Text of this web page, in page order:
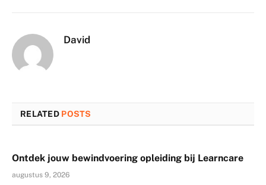
David
RELATED POSTS
Ontdek jouw bewindvoering opleiding bij Learncare
augustus 9, 2026